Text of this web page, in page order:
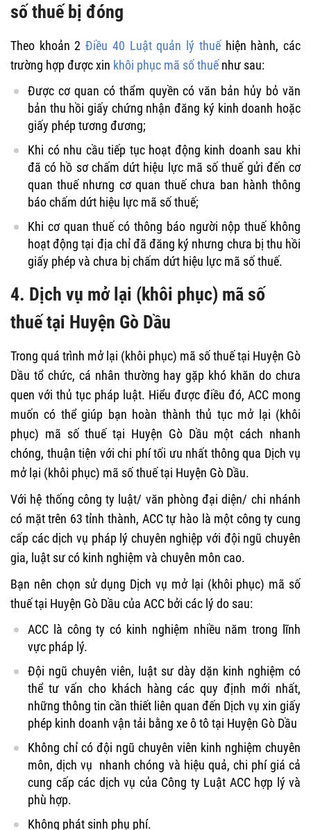
số thuế bị đóng
Theo khoản 2Điều 40 Luật quản lý thuếhiện hành, các
trường hợp được xin khôi phục mã số thuếnhư sau:
Được cơ quan có thẩm quyền có văn bản hủy bỏ văn
bản thu hồi giấy chứng nhận đăng ký kinh doanh hoặc
giấy phép tương đương;
Khi có nhu cầu tiếp tục hoạt động kinh doanh sau khi
đã có hồ sơ chấm dứt hiệu lực mã số thuế gửi đến cơ
quan thuế nhưng cơ quan thuế chưa ban hành thông
báo chấm dứt hiệu lực mã số thuế;
Khi cơ quan thuế có thông báo người nộp thuế không
hoạt động tại địa chỉ đã đăng ký nhưng chưa bị thu hồi
giấy phép và chưa bị chấm dứt hiệu lực mã số thuế.
4. Dịch vụ mở lại (khôi phục) mã số
thuế tại Huyện Gò Dầu
Trong quá trình mở lại (khôi phục) mã số thuế tại Huyện Gò
Dầu tổ chức, cá nhân thường hay gặp khó khăn do chưa
quen với thủ tục pháp luật. Hiểu được điều đó, ACC mong
muốn có thể giúp bạn hoàn thành thủ tục mở lại (khôi
phục) mã số thuế tại Huyện Gò Dầu một cách nhanh
chóng, thuận tiện với chi phí tối ưu nhất thông qua Dịch vụ
mở lại (khôi phục) mã số thuế tại Huyện Gò Dầu.
Với hệ thống công ty luật/ văn phòng đại diện/ chi nhánh
có mặt trên 63 tỉnh thành, ACC tự hào là một công ty cung
cấp các dịch vụ pháp lý chuyên nghiệp với đội ngũ chuyên
gia, luật sư có kinh nghiệm và chuyên môn cao.
Bạn nên chọn sử dụng Dịch vụ mở lại (khôi phục) mã số
thuế tại Huyện Gò Dầu của ACC bởi các lý do sau:
ACC là công ty có kinh nghiệm nhiều năm trong lĩnh
vực pháp lý.
Đội ngũ chuyên viên, luật sư dày dặn kinh nghiệm có
thể tư vấn cho khách hàng các quy định mới nhất,
những thông tin cần thiết liên quan đến Dịch vụ xin giấy
phép kinh doanh vận tải bằng xe ô tô tại Huyện Gò Dầu
Không chỉ có đội ngũ chuyên viên kinh nghiệm chuyên
môn, dịch vụ nhanh chóng và hiệu quả, chi phí giá cả
cung cấp các dịch vụ của Công ty Luật ACC hợp lý và
phù hợp.
Không phát sinh phụ phí.